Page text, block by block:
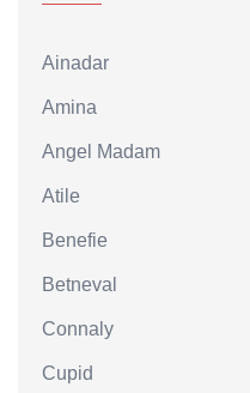
Ainadar
Amina
Angel Madam
Atile
Benefie
Betneval
Connaly
Cupid